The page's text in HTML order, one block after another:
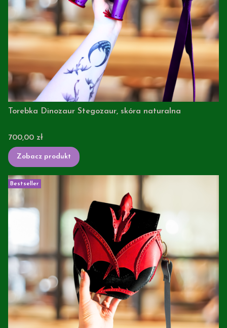
Torebka Dinozaur Stegozaur, skóra naturalna
Cena
700,00 zł
Zobacz produkt
Bestseller